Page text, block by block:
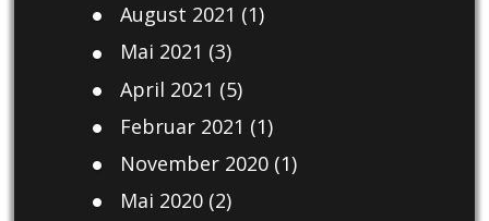
August 2021 (1)
Mai 2021 (3)
April 2021 (5)
Februar 2021 (1)
November 2020(1)
Mai 2020(2)